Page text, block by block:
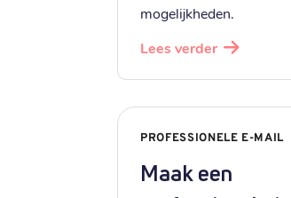
mogelijkheden.
Lees verder
PROFESSIONELE E-MAIL
Maak een